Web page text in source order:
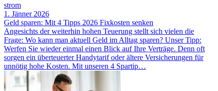
strom
1. Jänner 2026
Geld sparen: Mit 4 Tipps 2026 Fixkosten senken
Angesichts der weiterhin hohen Teuerung stellt sich vielen die
Frage: Wo kann man aktuell Geld im Alltag sparen? Unser Tipp:
Werfen Sie wieder einmal einen Blick auf Ihre Verträge. Denn oft
sorgen ein überteuerter Handytarif oder ältere Versicherungen für
unnötig hohe Kosten. Mit unseren 4 Spartip…